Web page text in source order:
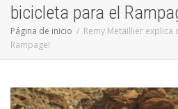
bicicleta para el
Página de inicio
Remy Metaillier
Rampage!